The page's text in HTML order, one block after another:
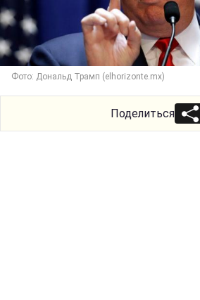
Фото: Дональд Трамп (elhorizonte.mx)
Поделиться